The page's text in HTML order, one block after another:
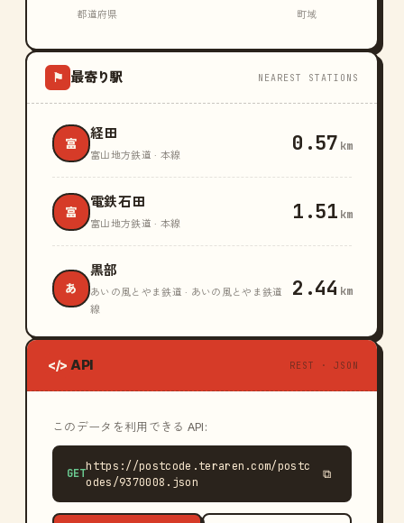
都道府県 町域
⚑ 最寄り駅 NEAREST STATIONS
富
経田
富山地方鉄道 · 本線 0.57 km
富
電鉄石田
富山地方鉄道 · 本線 1.51 km
あ
黒部
あいの風とやま鉄道 · あいの風とやま鉄道
線
2.44 km
</> API REST · JSON
このデータを利用できる API:
GET
https://postcode.teraren.com/postc
odes/9370008.json
⧉